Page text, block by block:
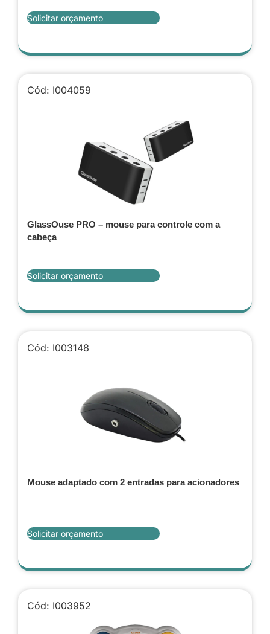
Solicitar orçamento
Cód: I004059
GlassOuse PRO – mouse para controle com a
cabeça
Solicitar orçamento
Cód: I003148
Mouse adaptado com 2 entradas para acionadores
Solicitar orçamento
Cód: I003952